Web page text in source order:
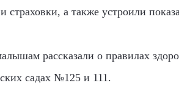
страховки, а также устроили
рассказали о правилах
садах №125 и 111.